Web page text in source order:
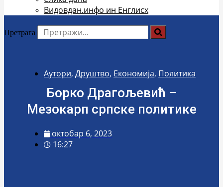
Видовдан.инфо ин Енглисх
Претрага
Аутори, Друштво, Економија, Политика
Борко Драгољевић –
Мезокарп српске политике
октобар 6, 2023
16:27